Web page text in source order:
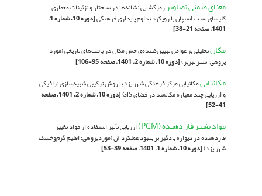
معنای ضمنی تصاویررمزگشایی نشانه‌ها در ساختار و تزئینات معماری
کلیسای سنت استپان با رویکرد تداوم پایداری فرهنگی
[دوره 10، شماره 1،
1401، صفحه 21-38]
مکانتحلیلی بر عوامل تبیین‌کننده‌ی حس مکان در بافت‌های تاریخی (مورد
پژوهی: شهر تبریز)[دوره 10، شماره 2، 1401، صفحه 95-106]
مکانیابیمکانیابی مرکز فرهنگی شهر یزد با روش ترکیبی شبیه‌سازی ترافیکی
و ارزیابی چند معیاره مکانمند در فضای GIS
[دوره 10، شماره 2، 1401، صفحه
41-52]
مواد تغییر فاز دهنده (PCM)
ارزیابی تأثیر استفاده از مواد تغییر
فازدهنده در دیواره بادگیر بر بهبود عملکرد آن (موردپژوهی: اقلیم گرم‌وخشک
شهر یزد)[دوره 10، شماره 1، 1401، صفحه 39-53]